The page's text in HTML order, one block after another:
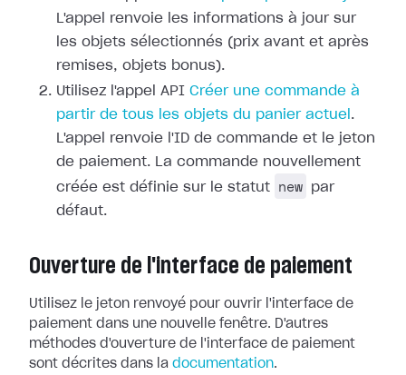
L'appel renvoie les informations à jour sur
les objets sélectionnés (prix avant et après
remises, objets bonus).
Utilisez l'appel API Créer une commande à
partir de tous les objets du panier actuel .
L'appel renvoie l'ID de commande et le jeton
de paiement. La commande nouvellement
créée est définie sur le statut
new
par
défaut.
Ouverture de l'interface de paiement
Utilisez le jeton renvoyé pour ouvrir l'interface de
paiement dans une nouvelle fenêtre. D'autres
méthodes d'ouverture de l'interface de paiement
sont décrites dans la documentation.